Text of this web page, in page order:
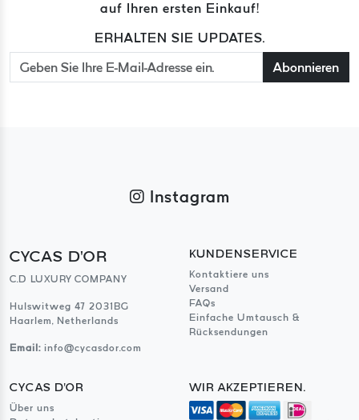
auf Ihren ersten Einkauf!
ERHALTEN SIE UPDATES.
Abonnieren
Instagram
CYCAS D'OR
C.D LUXURY COMPANY
Hulswitweg 47 2031BG
Haarlem, Netherlands
Email: info@cycasdor.com
KUNDENSERVICE
Kontaktiere uns
Versand
FAQs
Einfache Umtausch &
Rücksendungen
CYCAS D'OR
Über uns
WIR AKZEPTIEREN.